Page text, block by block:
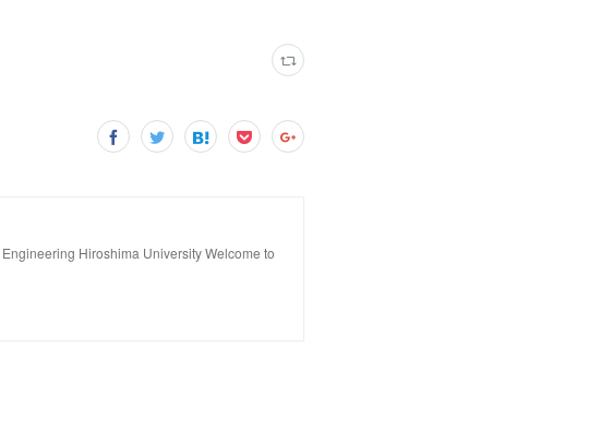
Hiroshima University Welcome to